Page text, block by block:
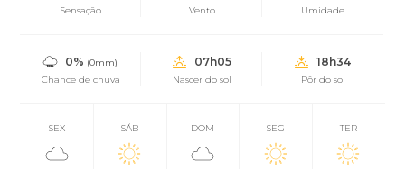
Sensação Vento Umidade
0% (0mm)
Chance de chuva
07h05
Nascer do sol
18h34
Pôr do sol
SEX SÁB DOM SEG TER